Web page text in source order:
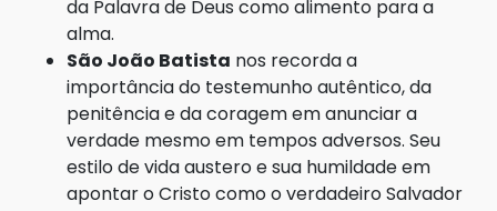
da Palavra de Deus como alimento para a
alma.
São João Batista nos recorda a
importância do testemunho autêntico, da
penitência e da coragem em anunciar a
verdade mesmo em tempos adversos. Seu
estilo de vida austero e sua humildade em
apontar o Cristo como o verdadeiro Salvador